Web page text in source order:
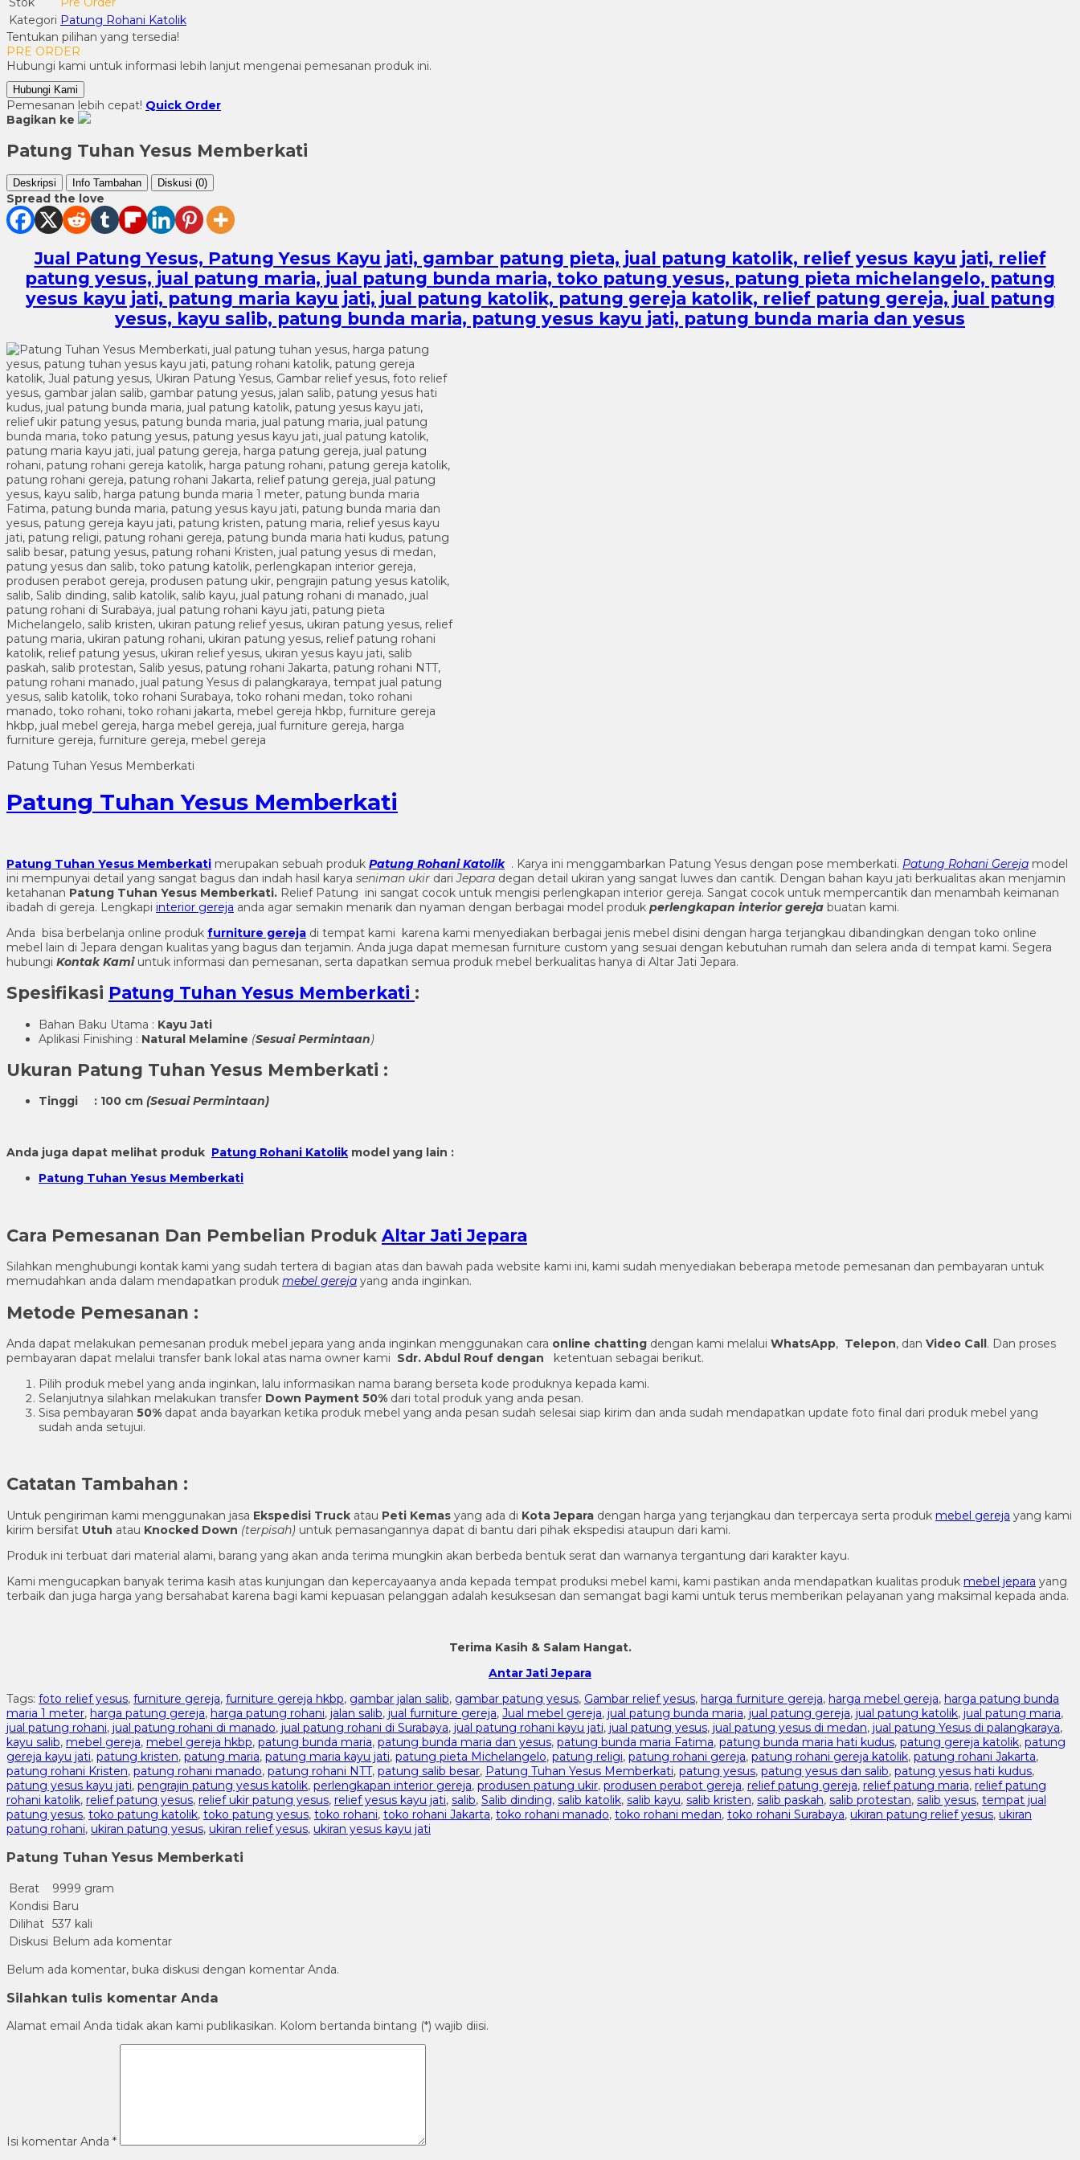
Kategori Patung Rohani Katolik
Tentukan pilihan yang tersedia!
PRE ORDER
Hubungi kami untuk informasi lebih lanjut mengenai pemesanan produk ini.
Hubungi Kami
Pemesanan lebih cepat! Quick Order
Bagikan ke
Patung Tuhan Yesus Memberkati
Deskripsi Info Tambahan Diskusi (0)
Spread the love
Jual Patung Yesus, Patung Yesus Kayu jati, gambar patung pieta, jual patung katolik, relief yesus kayu jati, relief
patung yesus, jual patung maria, jual patung bunda maria, toko patung yesus, patung pieta michelangelo, patung
yesus kayu jati, patung maria kayu jati, jual patung katolik, patung gereja katolik, relief patung gereja, jual patung
yesus, kayu salib, patung bunda maria, patung yesus kayu jati, patung bunda maria dan yesus
Patung Tuhan Yesus Memberkati
Patung Tuhan Yesus Memberkati
Patung Tuhan Yesus Memberkati merupakan sebuah produk Patung Rohani Katolik. Karya ini menggambarkan Patung Yesus dengan pose memberkati. Patung Rohani Gereja model
ini mempunyai detail yang sangat bagus dan indah hasil karya seniman ukir dariJepara degan detail ukiran yang sangat luwes dan cantik. Dengan bahan kayu jati berkualitas akan menjamin
ketahanan Patung Tuhan Yesus Memberkati. Relief Patung ini sangat cocok untuk mengisi perlengkapan interior gereja. Sangat cocok untuk mempercantik dan menambah keimanan
ibadah di gereja. Lengkapi interior gereja anda agar semakin menarik dan nyaman dengan berbagai model produk perlengkapan interior gereja buatan kami.
Anda bisa berbelanja online produk furniture gereja di tempat kami karena kami menyediakan berbagai jenis mebel disini dengan harga terjangkau dibandingkan dengan toko online
mebel lain di Jepara dengan kualitas yang bagus dan terjamin. Anda juga dapat memesan furniture custom yang sesuai dengan kebutuhan rumah dan selera anda di tempat kami. Segera
hubungi Kontak Kamiuntuk informasi dan pemesanan, serta dapatkan semua produk mebel berkualitas hanya di Altar Jati Jepara.
Spesifikasi Patung Tuhan Yesus Memberkati :
Bahan Baku Utama : Kayu Jati
Aplikasi Finishing : Natural Melamine (Sesuai Permintaan)
Ukuran Patung Tuhan Yesus Memberkati :
Tinggi : 100 cm (Sesuai Permintaan)
Anda juga dapat melihat produk Patung Rohani Katolik model yang lain :
Patung Tuhan Yesus Memberkati
Cara Pemesanan Dan Pembelian Produk Altar Jati Jepara
Silahkan menghubungi kontak kami yang sudah tertera di bagian atas dan bawah pada website kami ini, kami sudah menyediakan beberapa metode pemesanan dan pembayaran untuk
memudahkan anda dalam mendapatkan produk mebel gereja yang anda inginkan.
Metode Pemesanan :
Anda dapat melakukan pemesanan produk mebel jepara yang anda inginkan menggunakan cara online chatting dengan kami melalui WhatsApp, Telepon, dan Video Call. Dan proses
pembayaran dapat melalui transfer bank lokal atas nama owner kami Sdr. Abdul Rouf dengan ketentuan sebagai berikut.
Pilih produk mebel yang anda inginkan, lalu informasikan nama barang berseta kode produknya kepada kami.
Selanjutnya silahkan melakukan transfer Down Payment 50% dari total produk yang anda pesan.
Sisa pembayaran 50% dapat anda bayarkan ketika produk mebel yang anda pesan sudah selesai siap kirim dan anda sudah mendapatkan update foto final dari produk mebel yang
sudah anda setujui.
Catatan Tambahan :
Untuk pengiriman kami menggunakan jasa Ekspedisi Truck atau Peti Kemas yang ada di Kota Jepara dengan harga yang terjangkau dan terpercaya serta produk mebel gereja yang kami
kirim bersifat Utuh atau Knocked Down (terpisah) untuk pemasangannya dapat di bantu dari pihak ekspedisi ataupun dari kami.
Produk ini terbuat dari material alami, barang yang akan anda terima mungkin akan berbeda bentuk serat dan warnanya tergantung dari karakter kayu.
Kami mengucapkan banyak terima kasih atas kunjungan dan kepercayaanya anda kepada tempat produksi mebel kami, kami pastikan anda mendapatkan kualitas produk mebel jepara yang
terbaik dan juga harga yang bersahabat karena bagi kami kepuasan pelanggan adalah kesuksesan dan semangat bagi kami untuk terus memberikan pelayanan yang maksimal kepada anda.
Terima Kasih & Salam Hangat.
Antar Jati Jepara
Tags: foto relief yesus, furniture gereja, furniture gereja hkbp, gambar jalan salib, gambar patung yesus, Gambar relief yesus, harga furniture gereja, harga mebel gereja, harga patung bunda
maria 1 meter, harga patung gereja, harga patung rohani, jalan salib, jual furniture gereja, Jual mebel gereja, jual patung bunda maria, jual patung gereja, jual patung katolik, jual patung maria,
jual patung rohani, jual patung rohani di manado, jual patung rohani di Surabaya, jual patung rohani kayu jati, jual patung yesus, jual patung yesus di medan, jual patung Yesus di palangkaraya,
kayu salib, mebel gereja, mebel gereja hkbp, patung bunda maria, patung bunda maria dan yesus, patung bunda maria Fatima, patung bunda maria hati kudus, patung gereja katolik, patung
gereja kayu jati, patung kristen, patung maria, patung maria kayu jati, patung pieta Michelangelo, patung religi, patung rohani gereja, patung rohani gereja katolik, patung rohani Jakarta,
patung rohani Kristen, patung rohani manado, patung rohani NTT, patung salib besar, Patung Tuhan Yesus Memberkati, patung yesus, patung yesus dan salib, patung yesus hati kudus,
patung yesus kayu jati, pengrajin patung yesus katolik, perlengkapan interior gereja, produsen patung ukir, produsen perabot gereja, relief patung gereja, relief patung maria, relief patung
rohani katolik, relief patung yesus, relief ukir patung yesus, relief yesus kayu jati, salib, Salib dinding, salib katolik, salib kayu, salib kristen, salib paskah, salib protestan, salib yesus, tempat jual
patung yesus, toko patung katolik, toko patung yesus, toko rohani, toko rohani Jakarta, toko rohani manado, toko rohani medan, toko rohani Surabaya, ukiran patung relief yesus, ukiran
patung rohani, ukiran patung yesus, ukiran relief yesus, ukiran yesus kayu jati
Patung Tuhan Yesus Memberkati
Berat
9999 gram
Kondisi Baru
Dilihat 537 kali
Diskusi Belum ada komentar
Belum ada komentar, buka diskusi dengan komentar Anda.
Silahkan tulis komentar Anda
Alamat email Anda tidak akan kami publikasikan. Kolom bertanda bintang (*) wajib diisi.
Isi komentar Anda *